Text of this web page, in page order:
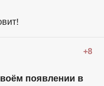
+8
появлении в